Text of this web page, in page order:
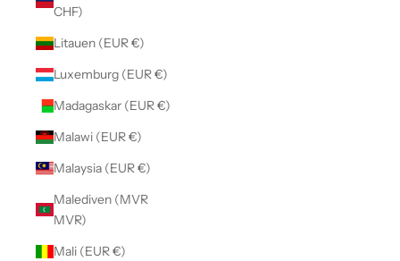
CHF)
Litauen (EUR €)
Luxemburg (EUR €)
Madagaskar (EUR €)
Malawi (EUR €)
Malaysia (EUR €)
Malediven (MVR
MVR)
Mali (EUR €)